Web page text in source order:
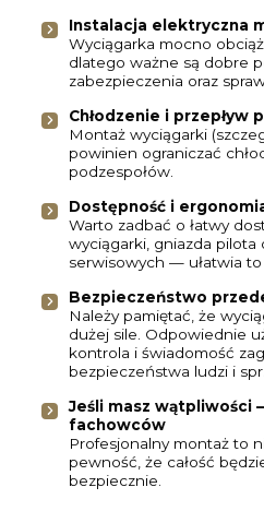
Instalacja elektryczna
Wyciągarka mocno
dlatego ważne są dobre
zabezpieczenia oraz
Chłodzenie i przepływ
Montaż wyciągarki
powinien ograniczać
podzespołów.
Dostępność i
Warto zadbać o łatwy
wyciągarki, gniazda pilota
serwisowych — ułatwia
Bezpieczeństwo
Należy pamiętać, że
dużej sile. Odpowiednie
kontrola i świadomość
bezpieczeństwa ludzi i
Jeśli masz wątpliwości
fachowców
Profesjonalny montaż to
pewność, że całość
bezpiecznie.